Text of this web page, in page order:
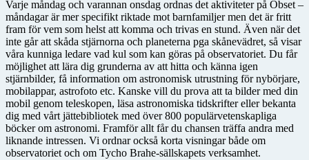
Varje måndag och varannan onsdag ordnas det aktiviteter på Obset –
måndagar är mer specifikt riktade mot barnfamiljer men det är fritt
fram för vem som helst att komma och trivas en stund. Även när det
inte går att skåda stjärnorna och planeterna pga skånevädret, så visar
våra kunniga ledare vad kul som kan göras på observatoriet. Du får
möjlighet att lära dig grunderna av att hitta och känna igen
stjärnbilder, få information om astronomisk utrustning för nybörjare,
mobilappar, astrofoto etc. Kanske vill du prova att ta bilder med din
mobil genom teleskopen, läsa astronomiska tidskrifter eller bekanta
dig med vårt jättebibliotek med över 800 populärvetenskapliga
böcker om astronomi. Framför allt får du chansen träffa andra med
liknande intressen. Vi ordnar också korta visningar både om
observatoriet och om Tycho Brahe-sällskapets verksamhet.